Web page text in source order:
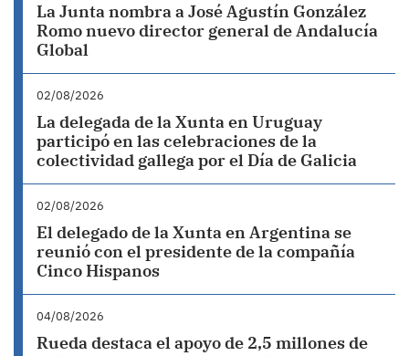
La Junta nombra a José Agustín González
Romo nuevo director general de Andalucía
Global
02/08/2026
La delegada de la Xunta en Uruguay
participó en las celebraciones de la
colectividad gallega por el Día de Galicia
02/08/2026
El delegado de la Xunta en Argentina se
reunió con el presidente de la compañía
Cinco Hispanos
04/08/2026
Rueda destaca el apoyo de 2,5 millones de